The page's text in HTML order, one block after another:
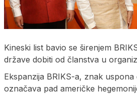
Kineski list bavio se širenjem
države dobiti od članstva u
Ekspanzija BRIKS-a, znak
označava pad američke